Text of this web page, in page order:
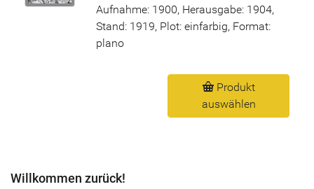
Aufnahme: 1900, Herausgabe: 1904,
Stand: 1919, Plot: einfarbig, Format:
plano
Produkt
auswählen
Willkommen zurück!